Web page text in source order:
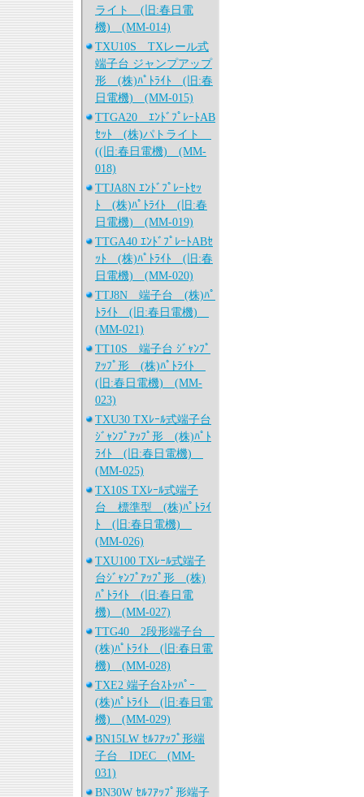
ライト (旧:春日電
機) (MM-014)
TXU10S TXレール式
端子台 ジャンプアップ
形 (株)ﾊﾟﾄﾗｲﾄ (旧:春
日電機) (MM-015)
TTGA20 ｴﾝﾄﾞﾌﾟﾚｰﾄAB
ｾｯﾄ (株)パトライト
((旧:春日電機) (MM-
018)
TTJA8N ｴﾝﾄﾞﾌﾟﾚｰﾄｾｯ
ﾄ (株)ﾊﾟﾄﾗｲﾄ (旧:春
日電機) (MM-019)
TTGA40 ｴﾝﾄﾞﾌﾟﾚｰﾄABｾ
ｯﾄ (株)ﾊﾟﾄﾗｲﾄ (旧:春
日電機) (MM-020)
TTJ8N 端子台 (株)ﾊﾟ
ﾄﾗｲﾄ (旧:春日電機)
(MM-021)
TT10S 端子台 ｼﾞｬﾝﾌﾟ
ｱｯﾌﾟ形 (株)ﾊﾟﾄﾗｲﾄ
(旧:春日電機) (MM-
023)
TXU30 TXﾚｰﾙ式端子台
ｼﾞｬﾝﾌﾟｱｯﾌﾟ形 (株)ﾊﾟﾄ
ﾗｲﾄ (旧:春日電機)
(MM-025)
TX10S TXﾚｰﾙ式端子
台 標準型 (株)ﾊﾟﾄﾗｲ
ﾄ (旧:春日電機)
(MM-026)
TXU100 TXﾚｰﾙ式端子
台ｼﾞｬﾝﾌﾟｱｯﾌﾟ形 (株)
ﾊﾟﾄﾗｲﾄ (旧:春日電
機) (MM-027)
TTG40 2段形端子台
(株)ﾊﾟﾄﾗｲﾄ (旧:春日電
機) (MM-028)
TXE2 端子台ｽﾄｯﾊﾟｰ
(株)ﾊﾟﾄﾗｲﾄ (旧:春日電
機) (MM-029)
BN15LW ｾﾙﾌｱｯﾌﾟ形端
子台 IDEC (MM-
031)
BN30W ｾﾙﾌｱｯﾌﾟ形端子